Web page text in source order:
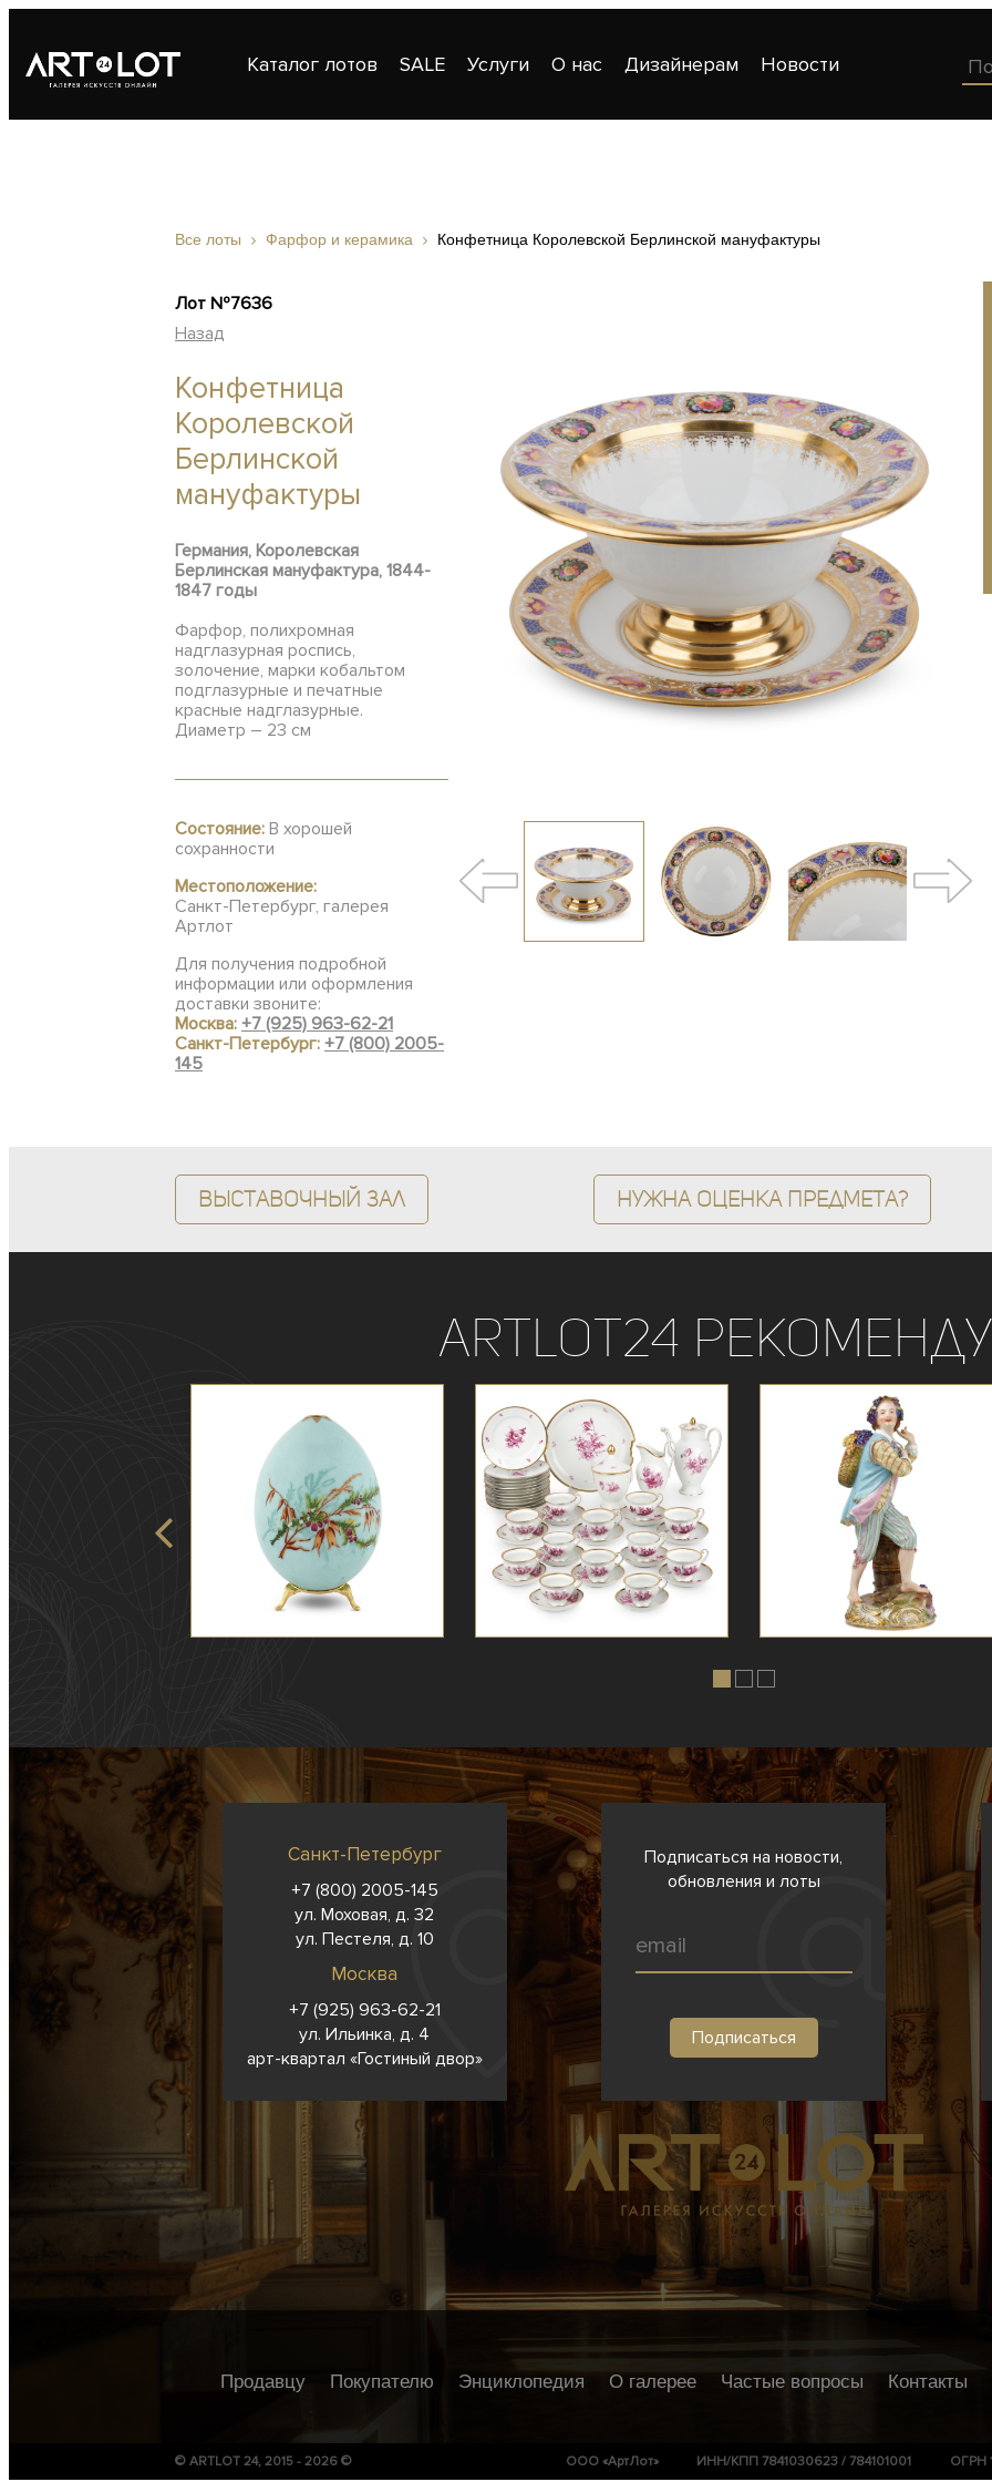
Каталог лотов SALE Услуги О нас Дизайнерам Новости
Все лоты Фарфор и керамика Конфетница Королевской Берлинской мануфактуры
Лот №7636
Назад
Конфетница
Королевской
Берлинской
мануфактуры
Германия, Королевская
Берлинская мануфактура, 1844-
1847 годы
Фарфор, полихромная
надглазурная роспись,
золочение, марки кобальтом
подглазурные и печатные
красные надглазурные.
Диаметр – 23 см
Состояние: В хорошей
сохранности
Местоположение:
Санкт-Петербург, галерея
Артлот
Для получения подробной
информации или оформления
доставки звоните:
Москва: +7 (925) 963-62-21
Санкт-Петербург: +7 (800) 2005-
145
Выставочный зал Нужна оценка предмета?
ArtLot24
Санкт-Петербург
+7 (800) 2005-145
ул. Моховая, д. 32
ул. Пестеля, д. 10
Москва
+7 (925) 963-62-21
ул. Ильинка, д. 4
арт-квартал «Гостиный двор»
Подписаться на новости,
обновления и лоты
Продавцу Покупателю Энциклопедия О галерее Частые вопросы Контакты
© ARTLOT 24, 2015 - 2026 © ООО «АртЛот» ИНН/КПП 7841030623 / 784101001 ОГРН